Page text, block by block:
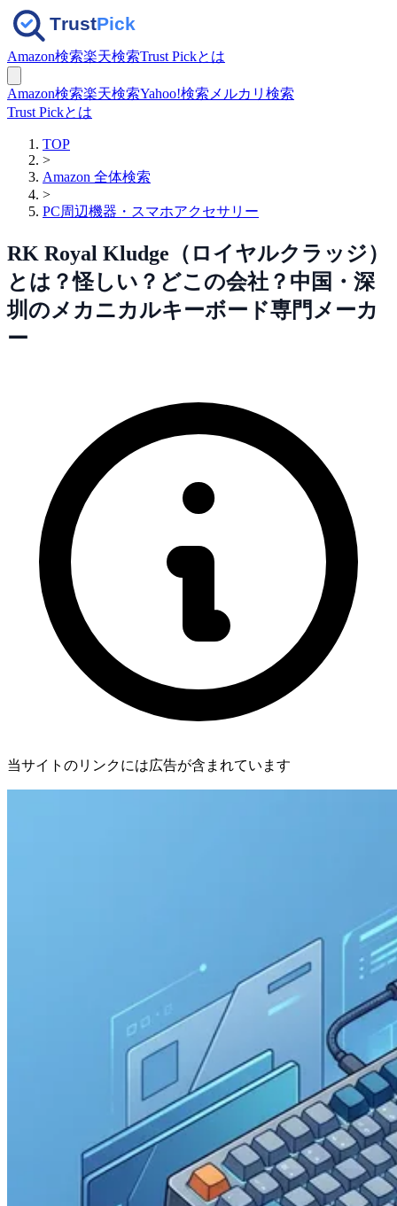
Amazon検索楽天検索Trust Pickとは
Amazon検索楽天検索Yahoo!検索 メルカリ検索
Trust Pickとは
TOP
>
Amazon 全体検索
>
PC周辺機器・スマホアクセサリー
RK Royal Kludge（ロイヤルクラッジ）
とは？怪しい？どこの会社？中国・深
圳のメカニカルキーボード専門メーカ
ー
当サイトのリンクには広告が含まれています